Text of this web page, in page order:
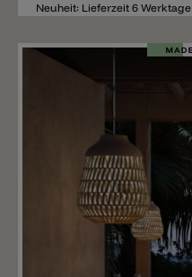
Neuheit: Lieferzeit 6 Werktage